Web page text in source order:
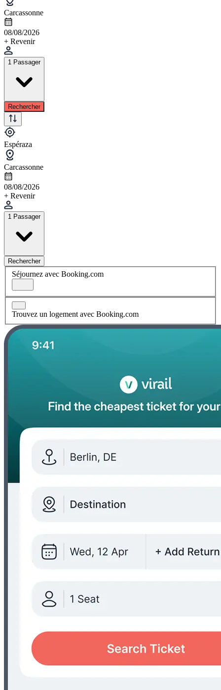
Carcassonne
08/08/2026
+ Revenir
1 Passager
Rechercher
Espéraza
Carcassonne
08/08/2026
+ Revenir
1 Passager
Rechercher
Séjournez avec Booking.com
Trouvez un logement avec Booking.com